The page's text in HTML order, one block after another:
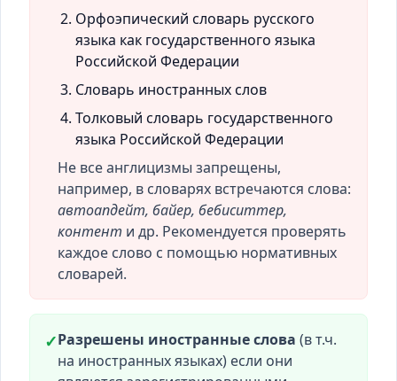
Орфоэпический словарь русского
языка как государственного языка
Российской Федерации
Словарь иностранных слов
Толковый словарь государственного
языка Российской Федерации
Не все англицизмы запрещены,
например, в словарях встречаются слова:
автоапдейт, байер, бебиситтер,
контент и др. Рекомендуется проверять
каждое слово с помощью нормативных
словарей.
✓Разрешены иностранные слова (в т.ч.
на иностранных языках) если они